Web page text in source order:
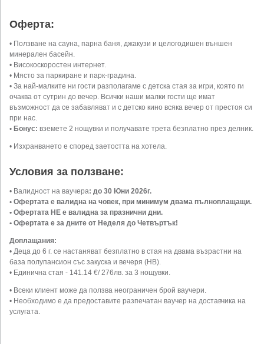
Оферта:
• Ползване на сауна, парна баня, джакузи и целогодишен външен
минерален басейн.
• Високоскоростен интернет.
• Място за паркиране и парк-градина.
• За най-малките ни гости разполагаме с детска стая за игри, която ги
очаква от сутрин до вечер. Всички наши малки гости ще имат
възможност да се забавляват и с детско кино всяка вечер от престоя си
при нас.
• Бонус: вземете 2 нощувки и получавате трета безплатно през делник.
• Изхранването е според заетостта на хотела.
Условия за ползване:
• Валидност на ваучера: до 30 Юни 2026г.
• Офертата е валидна на човек, при минимум двама пълноплащащи.
• Офертата НЕ е валидна за празнични дни.
• Офертата е за дните от Неделя до Четвъртък!
Доплащания:
• Деца до 6 г. се настаняват безплатно в стая на двама възрастни на
база полупансион със закуска и вечеря (НВ).
• Единична стая - 141.14 €/ 276лв. за 3 нощувки.
• Всеки клиент може да ползва неограничен брой ваучери.
• Необходимо е да предоставите разпечатан ваучер на доставчика на
услугата.